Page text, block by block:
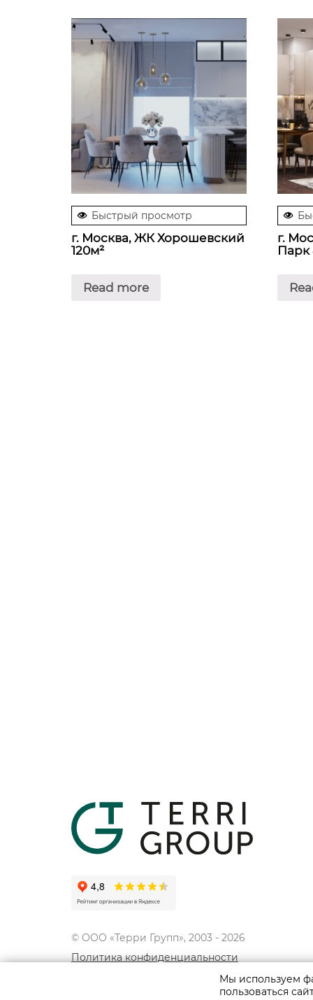
Быстрый просмотр
г. Москва, ЖК Хорошевский
120м²
Read more
г.
Парк
© ООО «Терри Групп», 2003 - 2026
Политика конфиденциальности
Использование материалов сайта
согласия правообладателей. Все права на
Мы используем
пользоваться